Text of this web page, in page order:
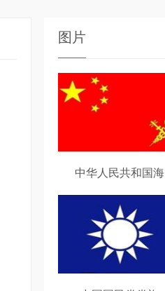
图片
中华人民共和国海